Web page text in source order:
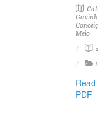
Melo
PDF